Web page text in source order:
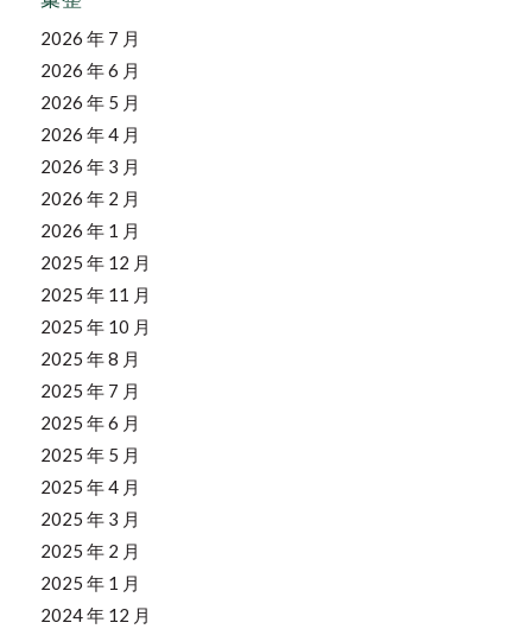
2026 年 7 月
2026 年 6 月
2026 年 5 月
2026 年 4 月
2026 年 3 月
2026 年 2 月
2026 年 1 月
2025 年 12 月
2025 年 11 月
2025 年 10 月
2025 年 8 月
2025 年 7 月
2025 年 6 月
2025 年 5 月
2025 年 4 月
2025 年 3 月
2025 年 2 月
2025 年 1 月
2024 年 12 月